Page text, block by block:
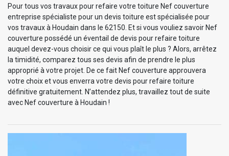
Pour tous vos travaux pour refaire votre toiture Nef couverture
entreprise spécialiste pour un devis toiture est spécialisée pour
vos travaux à Houdain dans le 62150. Et si vous vouliez savoir Nef
couverture possédé un éventail de devis pour refaire toiture
auquel devez-vous choisir ce qui vous plaît le plus ? Alors, arrêtez
la timidité, comparez tous ses devis afin de prendre le plus
approprié à votre projet. De ce fait Nef couverture approuvera
votre choix et vous enverra votre devis pour refaire toiture
définitive gratuitement. N’attendez plus, travaillez tout de suite
avec Nef couverture à Houdain !